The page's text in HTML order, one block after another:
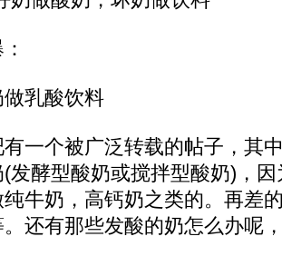
乳酸饮料
个被广泛转载的帖子，其
发酵型酸奶或搅拌型酸奶)，
牛奶，高钙奶之类的。再差
还有那些发酸的奶怎么办呢